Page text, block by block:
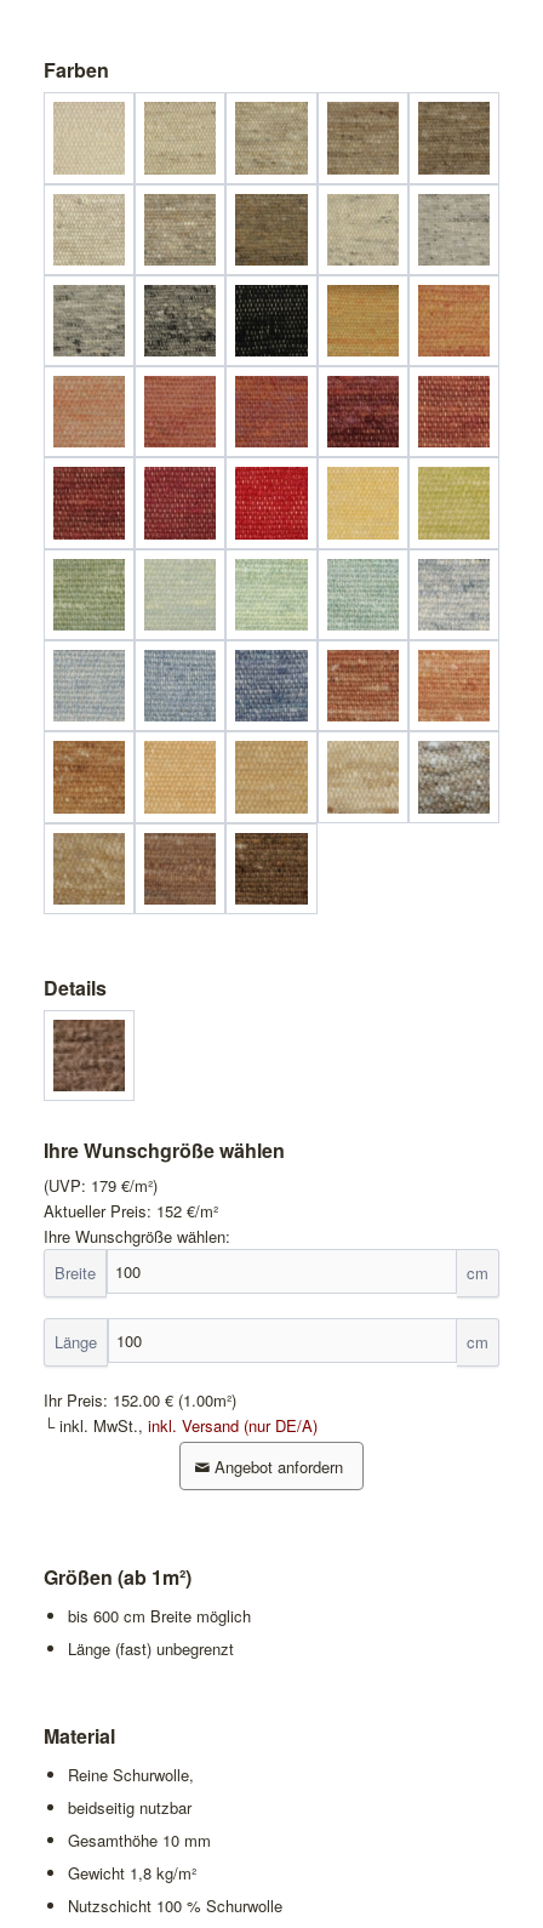
Farben
Details
Ihre Wunschgröße wählen
(UVP: 179€/m²)
Aktueller Preis: 152€/m²
Ihre Wunschgröße wählen:
Breite
cm
Länge cm
Ihr Preis: 152.00 € (1.00m²)
└ inkl. MwSt., inkl. Versand (nur DE/A)
Angebot anfordern
Größen (ab 1m²)
bis 600 cm Breite möglich
Länge (fast) unbegrenzt
Material
Reine Schurwolle,
beidseitig nutzbar
Gesamthöhe 10 mm
Gewicht 1,8 kg/m²
Nutzschicht 100 % Schurwolle